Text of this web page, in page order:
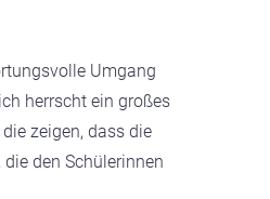
Umgang
herrscht ein großes
zeigen, dass die
den Schülerinnen